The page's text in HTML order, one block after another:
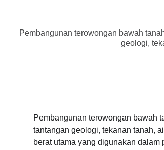
Pembangunan terowongan bawah
geologi,
Pembangunan terowongan bawah
tantangan geologi, tekanan tanah,
berat utama yang digunakan dalam